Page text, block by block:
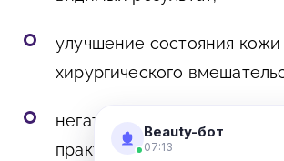
улучшение состояния кожи
хирургического
негативные побочные
практически отсутствуют.
Beauty-бот
07:13